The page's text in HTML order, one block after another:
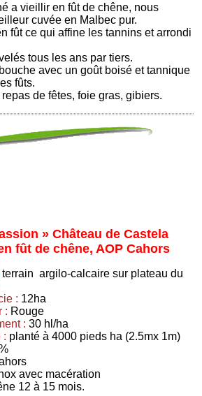
a vieillir en fût de chêne, nous
cuvée en Malbec pur.
fût ce qui affine les tannins et arrondi
tous les ans par tiers.
avec un goût boisé et tannique
fûts.
de fêtes, foie gras, gibiers.
» Château de Castela
fût de chêne, AOP Cahors
terrain argilo-calcaire sur plateau du
: 12ha
: Rouge
: 30 hl/ha
: planté à 4000 pieds ha (2.5mx 1m)
avec macération
12 à 15 mois.